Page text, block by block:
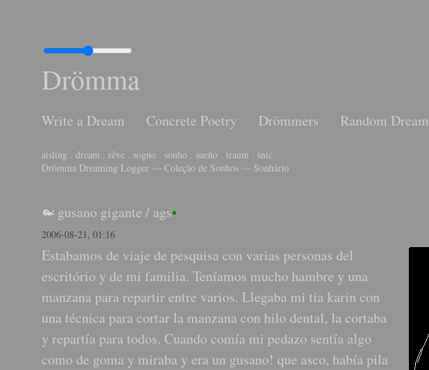
Drömma
Write a Dream Concrete Poetry Drömmers Random Dream
aisling . dream . rêve . sogno . sonho . sueño . traum . śnić
Drömma Dreaming Logger — Coleção de Sonhos — Sonhário
gusano gigante / ags•
2006-08-21, 01:16
Estabamos de viaje de pesquisa con varias personas del
escritório y de mi familia. Teníamos mucho hambre y una
manzana para repartir entre varios. Llegaba mi tia karin con
una técnica para cortar la manzana con hilo dental, la cortaba
y repartía para todos. Cuando comía mi pedazo sentía algo
como de goma y miraba y era un gusano! que asco, había pila